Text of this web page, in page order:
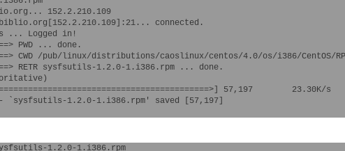
152.2.210.109
connected.
... Logged in!
PWD ... done.
CWD /pub/linux/distributions/caoslinux/centos/4.0/os/i386/CentOS/
RETR sysfsutils-1.2.0-1.i386.rpm ... done.
57,197        23.30K/s
`sysfsutils-1.2.0-1.i386.rpm' saved [57,197]
1.2.0-1.i386.rpm